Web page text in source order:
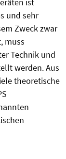
und sehr
Zweck zwar
muss
Technik und
werden. Aus
theoretische